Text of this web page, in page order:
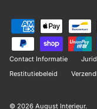
Contact Informatie
Restitutiebeleid
© 2026 August Interieur.